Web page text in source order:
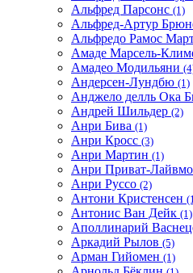
Альфред Парсонс (1)
Альфред-Артур
Альфредо Рамос
Амаде Марсель-
Амадео Модильяни
Андерсен-Лундбю (1)
Анджело делль Ока
Андрей Шильдер (2)
Анри Бива (1)
Анри Кросс (3)
Анри Мартин (1)
Анри Приват-
Анри Руссо (2)
Антони Кристенсен
Антонис Ван Дейк (1)
Аполлинарий
Аркадий Рылов (5)
Арман Гийомен (1)